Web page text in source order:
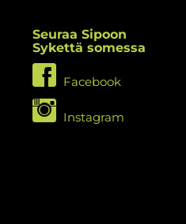
Seuraa Sipoon
Sykettä somessa
Facebook
Instagram